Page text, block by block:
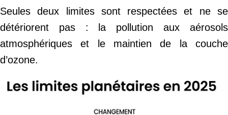
Seules deux limites sont respectées et ne se
détériorent pas : la pollution aux aérosols
atmosphériques et le maintien de la couche
d’ozone.